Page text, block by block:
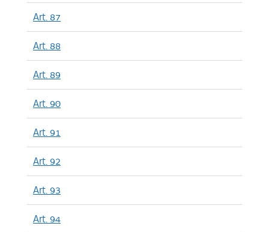
Art. 87
Art. 88
Art. 89
Art. 90
Art. 91
Art. 92
Art. 93
Art. 94